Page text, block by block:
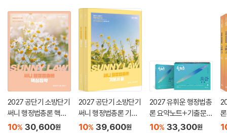
3. 출제포인트와 상세한 해설을 통해 핵심 개념을 완벽 이해
1) 모든 문제의 해설에 출제포인트를 수록하였습니다.
2) 선지분석 코너를 통해 정답선지에 대한 해설뿐만 아니라 오답선지에 대
한 해설까지 수록하였습니다.
3) 개념플러스 코너를 통해 해당 문제와 관련하여 추가로 알아두어야 하
는 이론 및 법조문 등을 별도로 정리하여 수록하였습니다.
[소방공무원 1위] 한경비즈니스 선정 2024 한국품질만족도 교육(온, 오
프라인 소방학원) 부문 1위
2027 공단기 소방단기
써니 행정법총론 핵심
집약
10% 30,600원
2027 공단기 소방단기
써니 행정법총론 기본
서
10% 39,600원
2027 유휘운 행정법총
론 요약노트+기출문제
(요.플.)
10% 33,300원